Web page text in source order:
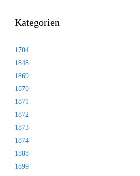
Kategorien
1704
1848
1869
1870
1871
1872
1873
1874
1888
1899